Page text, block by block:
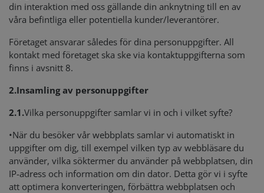
din interaktion med oss gällande din anknytning till en av
våra befintliga eller potentiella kunder/leverantörer.
Företaget ansvarar således för dina personuppgifter. All
kontakt med företaget ska ske via kontaktuppgifterna som
finns i avsnitt 8.
2.Insamling av personuppgifter
2.1.Vilka personuppgifter samlar vi in och i vilket syfte?
•När du besöker vår webbplats samlar vi automatiskt in
uppgifter om dig, till exempel vilken typ av webbläsare du
använder, vilka söktermer du använder på webbplatsen, din
IP-adress och information om din dator. Detta gör vi i syfte
att optimera konverteringen, förbättra webbplatsen och